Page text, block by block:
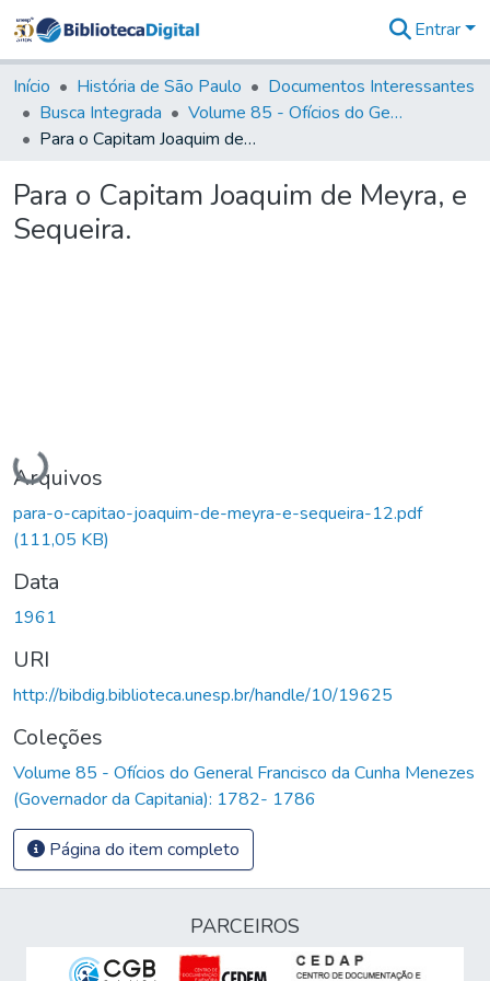
&
Coleções
Tudo na
Biblioteca
Estatísticas
Entrar
Início História de São Paulo
Documentos Interessantes
Busca Integrada
Volume 85 - Ofícios do General Francisco da Cunha Menezes (Governador da Capitania): 1782- 1786
Para o Capitam Joaquim de Meyra, e Sequeira.
Para o Capitam Joaquim de Meyra, e
Sequeira.
Carregando...
Arquivos
para-o-capitao-joaquim-de-meyra-e-sequeira-12.pdf
(111,05 KB)
Data
1961
URI
http://bibdig.biblioteca.unesp.br/handle/10/19625
Coleções
Volume 85 - Ofícios do General Francisco da Cunha Menezes
(Governador da Capitania): 1782- 1786
Página do item completo
PARCEIROS